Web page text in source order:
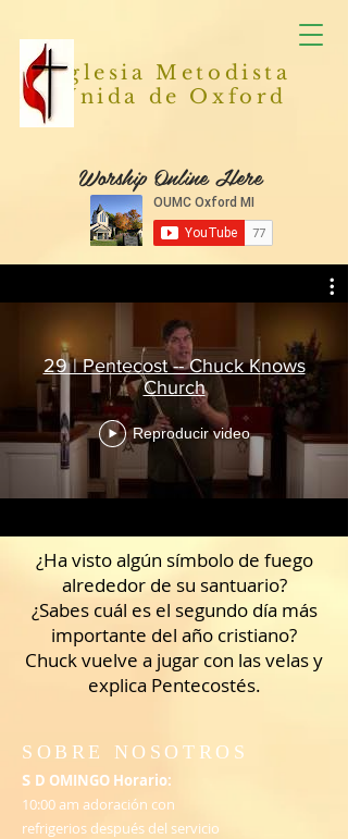
Iglesia Metodista
Unida de Oxford
Worship Online Here
29 | Pentecost -- Chuck Knows
Church
Reproducir video
¿Ha visto algún símbolo de fuego
alrededor de su santuario?
¿Sabes cuál es el segundo día más
importante del año cristiano?
Chuck vuelve a jugar con las velas y
explica Pentecostés.
SOBRE NOSOTROS
S D OMINGO Horario:
10:00 am adoración con
refrigerios después del servicio